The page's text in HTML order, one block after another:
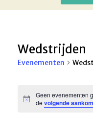
Wedstrijden
Evenementen
in
Bericht
Geen evenementen
de volgende